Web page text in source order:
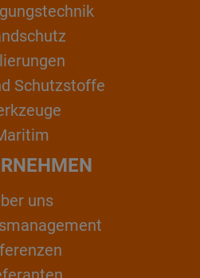
Schutzstoffe
uns